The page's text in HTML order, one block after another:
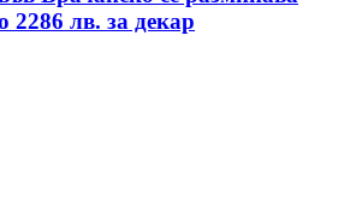
2286 лв. за декар